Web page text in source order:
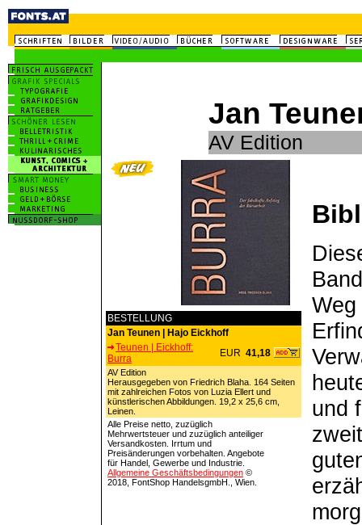
Jan
AV Edition
BESTELLUNG
Jan Teunen | Hajo Eickhoff
Teunen | Eickhoff:
Burra
EUR 41,18
AV Edition
Herausgegeben von Friedrich Blaha. 164 Seiten
mit zahlreichen Fotos von Luzia Ellert und
künstlerischen Abbildungen. 19,2 x 25,6 cm,
Leinen.
Alle Preise netto, zuzüglich
Mehrwertsteuer und zuzüglich anteiliger
Versandkosten. Irrtum und
Preisänderungen vorbehalten. Angebote
für Handel, Gewerbe und Industrie.
Allgemeine Geschäftsbedingungen ©
2018, FontShop HandelsgmbH., Wien.
und